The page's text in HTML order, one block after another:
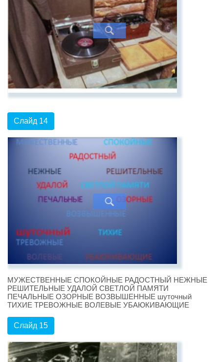
Слайд 14
МУЖЕСТВЕННЫЕ СПОКОЙНЫЕ РАДОСТНЫЙ НЕЖНЫЕ
РЕШИТЕЛЬНЫЕ УДАЛОЙ СВЕТЛОЙ ПАМЯТИ
ПЕЧАЛЬНЫЕ ОЗОРНЫЕ ВОЗВЫШЕННЫЕ шуточный
ТИХИЕ ТРЕВОЖНЫЕ ВОЛЕВЫЕ УБАЮКИВАЮЩИЕ
Слайд 15